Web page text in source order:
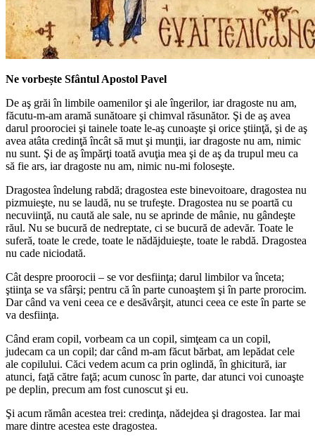
Ne vorbește Sfântul Apostol Pavel
De aş grăi în limbile oamenilor şi ale îngerilor, iar dragoste nu am,
făcutu-m-am aramă sunătoare şi chimval răsunător. Şi de aş avea
darul proorociei şi tainele toate le-aş cunoaşte şi orice ştiinţă, şi de aş
avea atâta credinţă încât să mut şi munţii, iar dragoste nu am, nimic
nu sunt. Şi de aş împărţi toată avuţia mea şi de aş da trupul meu ca
să fie ars, iar dragoste nu am, nimic nu-mi foloseşte.
Dragostea îndelung rabdă; dragostea este binevoitoare, dragostea nu
pizmuieşte, nu se laudă, nu se trufeşte. Dragostea nu se poartă cu
necuviinţă, nu caută ale sale, nu se aprinde de mânie, nu gândeşte
răul. Nu se bucură de nedreptate, ci se bucură de adevăr. Toate le
suferă, toate le crede, toate le nădăjduieşte, toate le rabdă. Dragostea
nu cade niciodată.
Cât despre proorocii ‒ se vor desfiinţa; darul limbilor va înceta;
ştiinţa se va sfârşi; pentru că în parte cunoaştem şi în parte prorocim.
Dar când va veni ceea ce e desăvârşit, atunci ceea ce este în parte se
va desfiinţa.
Când eram copil, vorbeam ca un copil, simţeam ca un copil,
judecam ca un copil; dar când m-am făcut bărbat, am lepădat cele
ale copilului. Căci vedem acum ca prin oglindă, în ghicitură, iar
atunci, faţă către faţă; acum cunosc în parte, dar atunci voi cunoaşte
pe deplin, precum am fost cunoscut şi eu.
Şi acum rămân acestea trei: credinţa, nădejdea şi dragostea. Iar mai
mare dintre acestea este dragostea.